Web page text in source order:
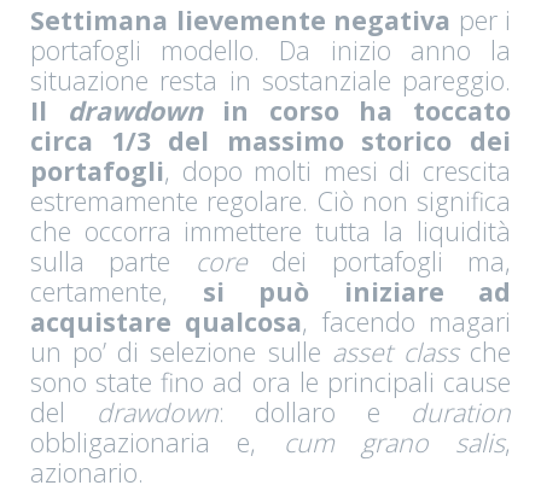
Settimana lievemente negativa per i
portafogli modello. Da inizio anno la
situazione resta in sostanziale pareggio.
Il drawdownin corso ha toccato
circa 1/3 del massimo storico dei
portafogli, dopo molti mesi di crescita
estremamente regolare. Ciò non significa
che occorra immettere tutta la liquidità
sulla parte coredei portafogli ma,
certamente, si può iniziare ad
acquistare qualcosa, facendo magari
un po’ di selezione sulle asset classche
sono state fino ad ora le principali cause
del drawdown: dollaro e duration
obbligazionaria e, cum grano salis,
azionario.